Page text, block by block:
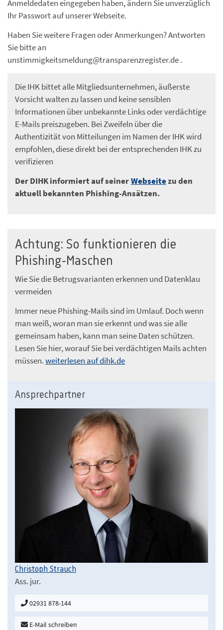
Anmeldedaten eingegeben haben, ändern Sie unverzüglich
Ihr Passwort auf unserer Webseite.
Haben Sie weitere Fragen oder Anmerkungen? Antworten
Sie bitte an
unstimmigkeitsmeldung@transparenzregister.de .
Die IHK bittet alle Mitgliedsunternehmen, äußerste
Vorsicht walten zu lassen und keine sensiblen
Informationen über unbekannte Links oder verdächtige
E-Mails preiszugeben. Bei Zweifeln über die
Authentizität von Mitteilungen im Namen der IHK wird
empfohlen, diese direkt bei der entsprechenden IHK zu
verifizieren
Der DIHK informiert auf seinerWebseitezu den
aktuell bekannten Phishing-Ansätzen.
Achtung: So funktionieren die
Phishing-Maschen
Wie Sie die Betrugsvarianten erkennen und Datenklau
vermeiden
Immer neue Phishing-Mails sind im Umlauf. Doch wenn
man weiß, woran man sie erkennt und was sie alle
gemeinsam haben, kann man seine Daten schützen.
Lesen Sie hier, worauf Sie bei verdächtigen Mails achten
müssen.weiterlesen auf dihk.de
Ansprechpartner
Christoph Strauch
Ass. jur.
02931 878-144
E-Mail schreiben